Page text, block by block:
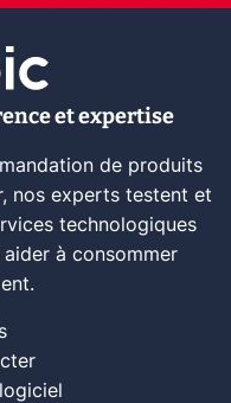
et expertise
de produits
nos experts testent et
technologiques
à consommer